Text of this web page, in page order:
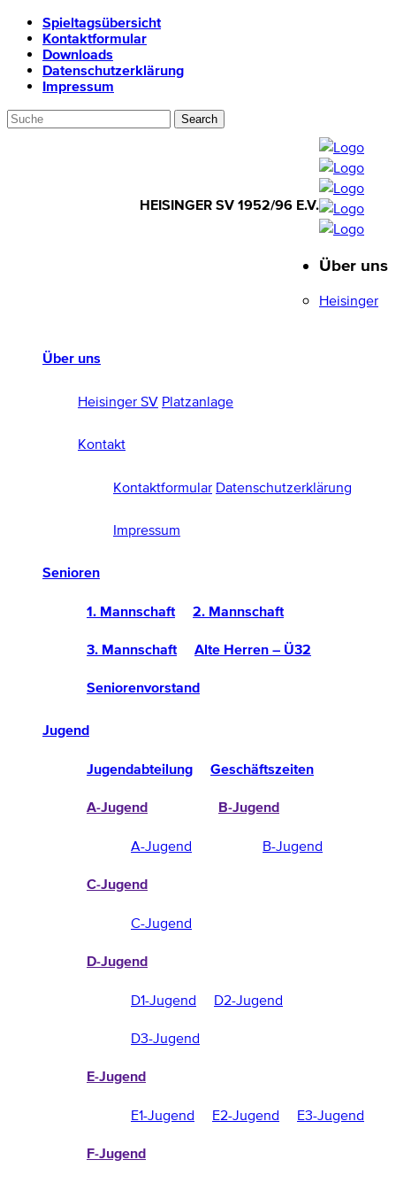
Spieltagsübersicht
Kontaktformular
Downloads
Datenschutzerklärung
Impressum
HEISINGER SV 1952/96 E.V.
1952/96 E.V.
Über uns
Heisinger SV Platzanlage
Kontakt
Kontaktformular Datenschutzerklärung
Impressum
Senioren
1. Mannschaft 2. Mannschaft
3. Mannschaft Alte Herren – Ü32
Seniorenvorstand
Jugend
Jugendabteilung Geschäftszeiten
A-Jugend
A-Jugend
B-Jugend
B-Jugend
C-Jugend
C-Jugend
D-Jugend
D1-Jugend
D2-Jugend
D3-Jugend
E-Jugend
E1-Jugend E2-Jugend E3-Jugend
F-Jugend
Über uns
Heisinger